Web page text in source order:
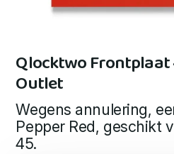
Qlocktwo Frontplaat
Outlet
Wegens annulering,
Pepper Red, geschikt
45.